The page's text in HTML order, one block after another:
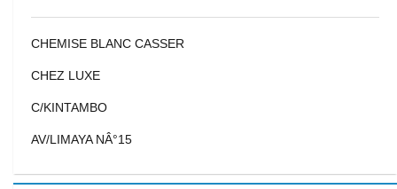
CHEMISE BLANC CASSER
CHEZ LUXE
C/KINTAMBO
AV/LIMAYA NÂ°15